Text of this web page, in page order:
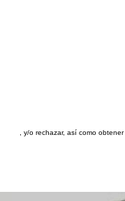
, y/o rechazar, así como obtener